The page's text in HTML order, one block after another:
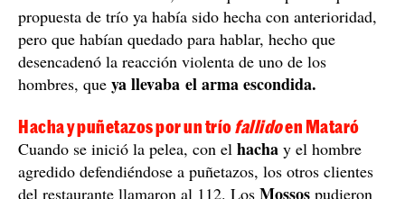
propuesta de trío ya había sido hecha con anterioridad,
pero que habían quedado para hablar, hecho que
desencadenó la reacción violenta de uno de los
hombres, que ya llevaba el arma escondida.
Hacha y puñetazos por un tríofallidoen Mataró
Cuando se inició la pelea, con el hacha y el hombre
agredido defendiéndose a puñetazos, los otros clientes
del restaurante llamaron al 112. Los Mossos pudieron